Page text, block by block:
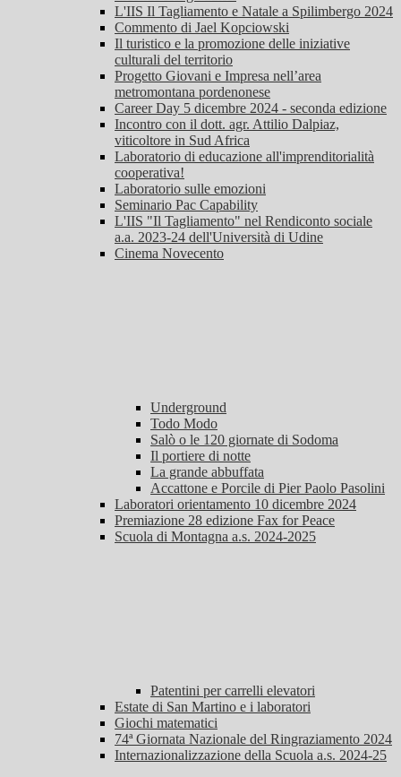
L'IIS Il Tagliamento e Natale a Spilimbergo 2024
Commento di Jael Kopciowski
Il turistico e la promozione delle iniziative
culturali del territorio
Progetto Giovani e Impresa nell’area
metromontana pordenonese
Career Day 5 dicembre 2024 - seconda edizione
Incontro con il dott. agr. Attilio Dalpiaz,
viticoltore in Sud Africa
Laboratorio di educazione all'imprenditorialità
cooperativa!
Laboratorio sulle emozioni
Seminario Pac Capability
L'IIS "Il Tagliamento" nel Rendiconto sociale
a.a. 2023-24 dell'Università di Udine
Cinema Novecento
Underground
Todo Modo
Salò o le 120 giornate di Sodoma
Il portiere di notte
La grande abbuffata
Accattone e Porcile di Pier Paolo Pasolini
Laboratori orientamento 10 dicembre 2024
Premiazione 28 edizione Fax for Peace
Scuola di Montagna a.s. 2024-2025
Patentini per carrelli elevatori
Estate di San Martino e i laboratori
Giochi matematici
74ª Giornata Nazionale del Ringraziamento 2024
Internazionalizzazione della Scuola a.s. 2024-25